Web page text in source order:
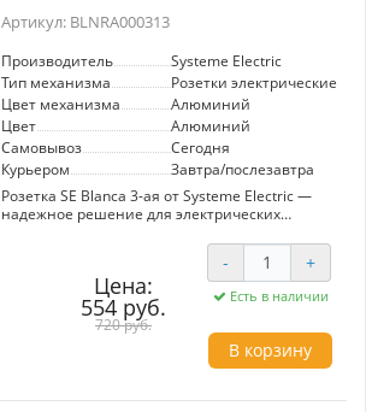
Артикул: BLNRA000313
Производитель
Systeme Electric
Тип механизма
Розетки электрические
Цвет механизма
Алюминий
Цвет
Алюминий
Самовывоз
Сегодня
Курьером
Завтра/послезавтра
Розетка SE Blanca 3-ая от Systeme Electric —
надежное решение для электрических
она отличается современным дизайном и
прочностью. Модель оснащена изолирующей
пластиной и не имеет шторок, что упрощает
использование. Идеально подходит для
наружной установки, обеспечивая безопасное
и эффективное подключение
Цена:
554 руб.
720 руб.
- +
Есть в наличии
В корзину